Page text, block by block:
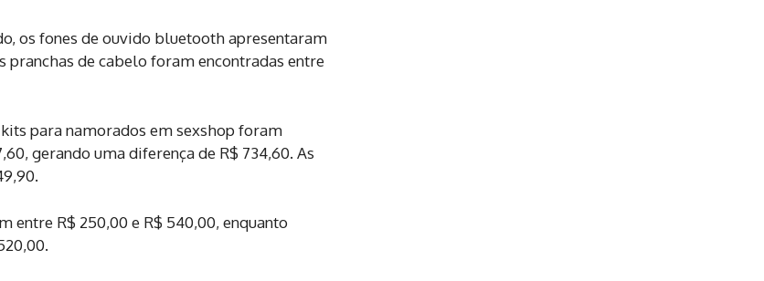
os fones de ouvido bluetooth apresentaram
pranchas de cabelo foram encontradas entre
para namorados em sexshop foram
gerando uma diferença de R$ 734,60. As
entre R$ 250,00 e R$ 540,00, enquanto